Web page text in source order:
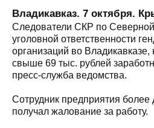
Владикавказ. 7 октября.
Следователи СКР по
уголовной ответственности
организаций во
свыше 69 тыс. рублей
пресс-служба ведомства.
Сотрудник предприятия более
получал жалование за работу.